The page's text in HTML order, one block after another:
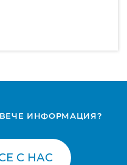
ИНФОРМАЦИЯ?
С НАС